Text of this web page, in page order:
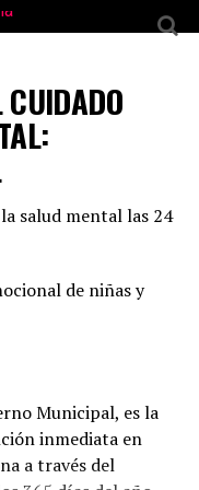
CUIDADO
salud mental las 24
de niñas y
Municipal, es la
inmediata en
a través del